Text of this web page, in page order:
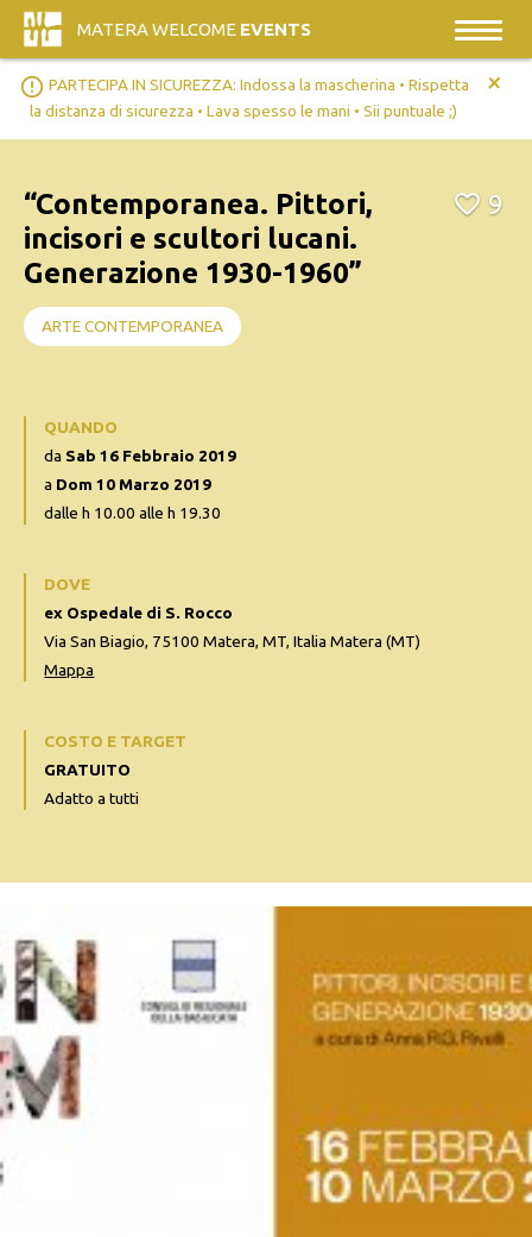
MATERA WELCOME EVENTS
error_outline PARTECIPA IN SICUREZZA: Indossa la mascherina • Rispetta
la distanza di sicurezza • Lava spesso le mani • Sii puntuale ;)
+
“Contemporanea. Pittori,
incisori e scultori lucani.
Generazione 1930-1960”
9
ARTE CONTEMPORANEA
QUANDO
da Sab 16 Febbraio 2019
a Dom 10 Marzo 2019
dalle h 10.00 alle h 19.30
DOVE
ex Ospedale di S. Rocco
Via San Biagio, 75100 Matera, MT, Italia Matera (MT)
Mappa
COSTO E TARGET
GRATUITO
Adatto a tutti